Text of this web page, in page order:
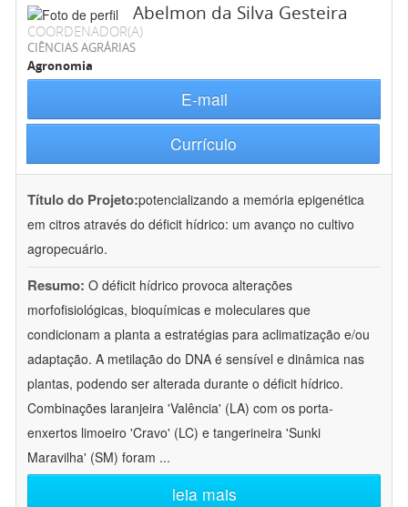
Abelmon da Silva Gesteira
COORDENADOR(A)
CIÊNCIAS AGRÁRIAS
Agronomia
E-mail
Currículo
Título do Projeto:potencializando a memória epigenética
em citros através do déficit hídrico: um avanço no cultivo
agropecuário.
Resumo: O déficit hídrico provoca alterações
morfofisiológicas, bioquímicas e moleculares que
condicionam a planta a estratégias para aclimatização e/ou
adaptação. A metilação do DNA é sensível e dinâmica nas
plantas, podendo ser alterada durante o déficit hídrico.
Combinações laranjeira 'Valência' (LA) com os porta-
enxertos limoeiro 'Cravo' (LC) e tangerineira 'Sunki
Maravilha' (SM) foram ...
leia mais